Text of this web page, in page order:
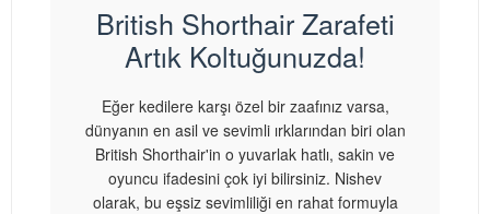
British Shorthair Zarafeti
Artık Koltuğunuzda!
Eğer kedilere karşı özel bir zaafınız varsa,
dünyanın en asil ve sevimli ırklarından biri olan
British Shorthair'in o yuvarlak hatlı, sakin ve
oyuncu ifadesini çok iyi bilirsiniz. Nishev
olarak, bu eşsiz sevimliliği en rahat formuyla